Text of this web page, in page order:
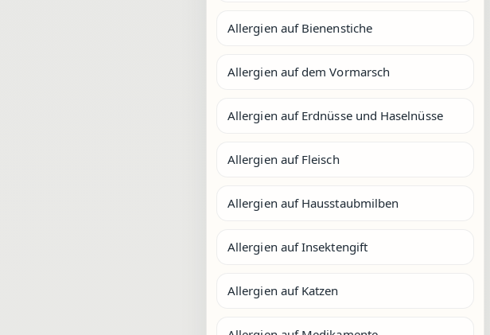
Allergien auf Bienenstiche
Allergien auf dem Vormarsch
Allergien auf Erdnüsse und Haselnüsse
Allergien auf Fleisch
Allergien auf Hausstaubmilben
Allergien auf Insektengift
Allergien auf Katzen